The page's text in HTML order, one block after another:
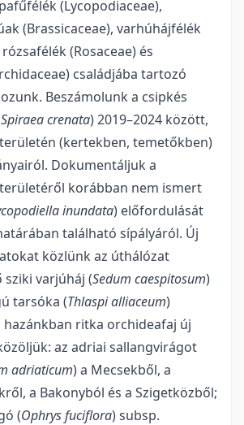
(Lycopodiaceae),
(Brassicaceae), varhúhájfélék
(Rosaceae) és
családjába tartozó
Beszámolunk a csipkés
Spiraea crenata) 2019–2024 között,
(kertekben, temetőkben)
Dokumentáljuk a
ko­rábban nem ismert
inundata) előfordulását
találha­tó sípályáról. Új
közlünk az úthálózat
varjúháj (Sedum caespi­tosum)
tarsóka (Thlaspi alliaceum)
hazánkban ritka orchideafaj új
az adriai sallangvirágot
adriaticum) a Mecsekből, a
a Bakonyból és a Szigetközből;
(Ophrys fuciflora) subsp.